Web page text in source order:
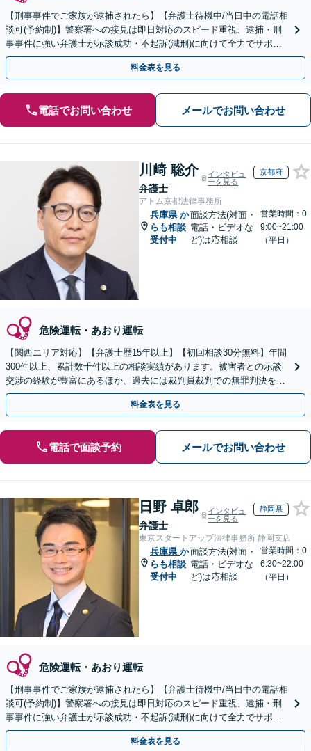
【刑事事件でご家族が逮捕されたら】【弁護士待機中/当日中の電話相
談可(予約制)】警察署への接見は即日対応のスピード重視、逮捕・刑
事事件に強い弁護士が示談成功・不起訴(減刑)に向けて全力でサポー
トします。【加害者側の相談専門】
料金表を見る
電話でお問い合わせ メールでお問い合わせ
川﨑 聡介
弁護士
インタビュ
ーを見る
京都府
アトム京都法律事務所
兵庫県 か
らも相談
受付中
面談方法(対面・
電話・ビデオな
ど)は応相談
営業時間：0
9:00~21:00
（平日）
危険運転・あおり運転
【関西エリア対応】【弁護士歴15年以上】【初回相談30分無料】年間
300件以上、累計数千件以上の相談実績があります。被害者との示談
交渉の経験が豊富にあるほか、過去には裁判員裁判での無罪判決を獲
得した実績もあります。ぜひお任せください。
料金表を見る
電話で面談予約 メールでお問い合わせ
日野 卓郎
弁護士
インタビュ
ーを見る
静岡県
東京スタートアップ法律事務所 静岡支店
兵庫県 か
らも相談
受付中
面談方法(対面・
電話・ビデオな
ど)は応相談
営業時間：0
6:30~22:00
（平日）
危険運転・あおり運転
【刑事事件でご家族が逮捕されたら】【弁護士待機中/当日中の電話相
談可(予約制)】警察署への接見は即日対応のスピード重視、逮捕・刑
事事件に強い弁護士が示談成功・不起訴(減刑)に向けて全力でサポー
トします。【加害者側の相談専門】
料金表を見る